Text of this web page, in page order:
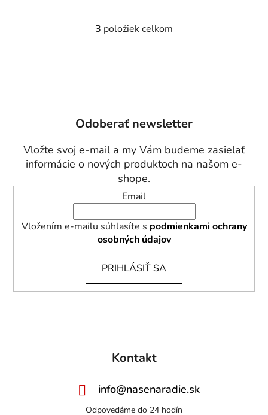
O
á
i
p
r
v
k
y
v
ý
p
i
s
u
3 položiek celkom
Odoberať newsletter
Vložte svoj e-mail a my Vám budeme zasielať
informácie o nových produktoch na našom e-
shope.
Email
Vložením e-mailu súhlasíte s podmienkami ochrany
osobných údajov
PRIHLÁSIŤ SA
Kontakt
info@nasenaradie.sk